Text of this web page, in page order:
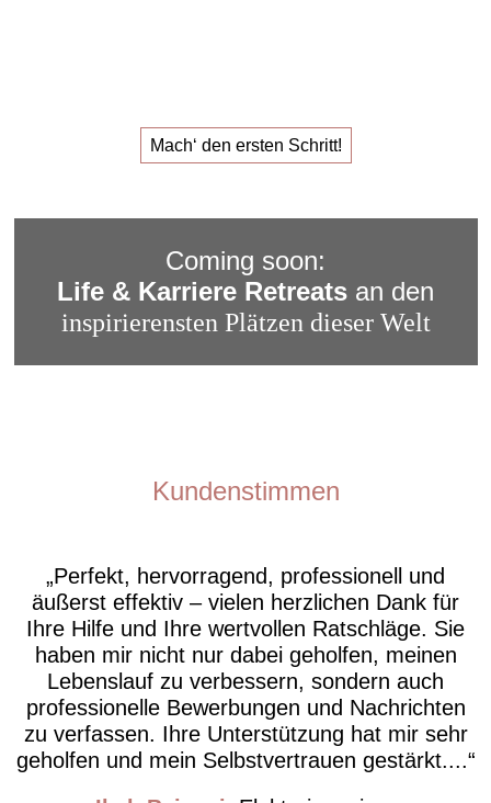
Mach‘ den ersten Schritt!
Coming soon:
Life & Karriere Retreats an den
inspirierensten Plätzen dieser Welt
Kundenstimmen
Perfekt, hervorragend, professionell und
äußerst effektiv – vielen herzlichen Dank für
Ihre Hilfe und Ihre wertvollen Ratschläge. Sie
haben mir nicht nur dabei geholfen, meinen
Lebenslauf zu verbessern, sondern auch
professionelle Bewerbungen und Nachrichten
zu verfassen. Ihre Unterstützung hat mir sehr
geholfen und mein Selbstvertrauen gestärkt....